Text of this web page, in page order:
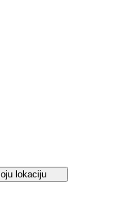
lokaciju